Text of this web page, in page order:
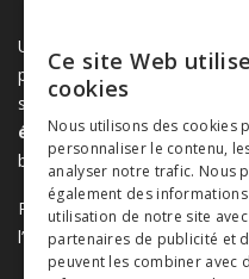
Une plateforme unique
publiés par les éditeurs
sociales. Libreo.ch est la
éditeurs de sciences
but lucratif.
Projet réalisé avec le
l’instruction publique de la
Ce site Web
cookies
Nous utilisons des cookies
personnaliser le contenu,
analyser notre trafic. Nous
également des
utilisation de notre site
partenaires de publicité et
peuvent les combiner avec